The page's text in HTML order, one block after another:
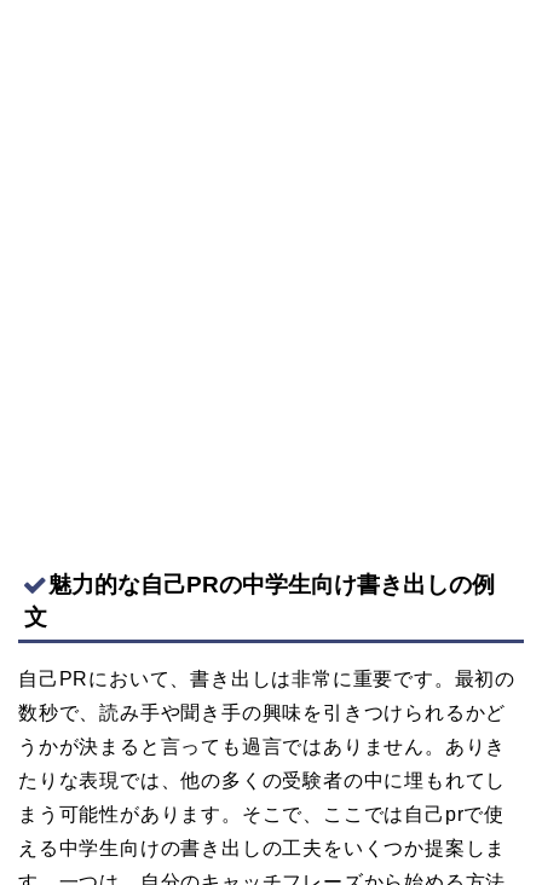
魅力的な自己PRの中学生向け書き出しの例
文
自己PRにおいて、書き出しは非常に重要です。最初の
数秒で、読み手や聞き手の興味を引きつけられるかど
うかが決まると言っても過言ではありません。ありき
たりな表現では、他の多くの受験者の中に埋もれてし
まう可能性があります。そこで、ここでは自己prで使
える中学生向けの書き出しの工夫をいくつか提案しま